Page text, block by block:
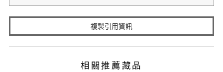
複製引用資訊
相關推薦藏品